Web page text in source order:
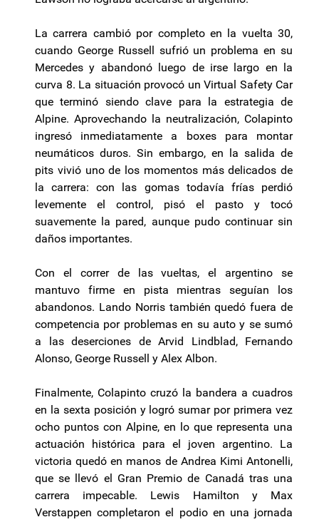
La carrera cambió por completo en la vuelta 30,
cuando George Russell sufrió un problema en su
Mercedes y abandonó luego de irse largo en la
curva 8. La situación provocó un Virtual Safety Car
que terminó siendo clave para la estrategia de
Alpine. Aprovechando la neutralización, Colapinto
ingresó inmediatamente a boxes para montar
neumáticos duros. Sin embargo, en la salida de
pits vivió uno de los momentos más delicados de
la carrera: con las gomas todavía frías perdió
levemente el control, pisó el pasto y tocó
suavemente la pared, aunque pudo continuar sin
daños importantes.
Con el correr de las vueltas, el argentino se
mantuvo firme en pista mientras seguían los
abandonos. Lando Norris también quedó fuera de
competencia por problemas en su auto y se sumó
a las deserciones de Arvid Lindblad, Fernando
Alonso, George Russell y Alex Albon.
Finalmente, Colapinto cruzó la bandera a cuadros
en la sexta posición y logró sumar por primera vez
ocho puntos con Alpine, en lo que representa una
actuación histórica para el joven argentino. La
victoria quedó en manos de Andrea Kimi Antonelli,
que se llevó el Gran Premio de Canadá tras una
carrera impecable. Lewis Hamilton y Max
Verstappen completaron el podio en una jornada